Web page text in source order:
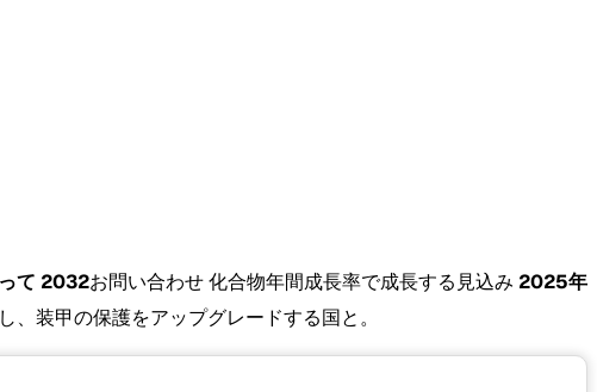
て 2032お問い合わせ 化合物年間成長率で成長する見込み 2025年
装甲の保護をアップグレードする国と。